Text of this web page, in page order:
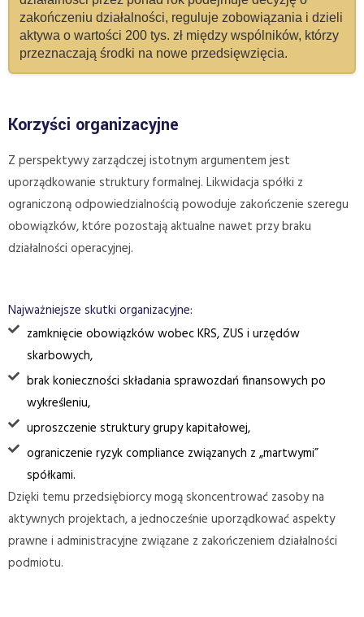
zakończeniu działalności, reguluje zobowiązania i dzieli
aktywa o wartości 200 tys. zł między wspólników, którzy
przeznaczają środki na nowe przedsięwzięcia.
Korzyści organizacyjne
Z perspektywy zarządczej istotnym argumentem jest
uporządkowanie struktury formalnej. Likwidacja spółki z
ograniczoną odpowiedzialnością powoduje zakończenie szeregu
obowiązków, które pozostają aktualne nawet przy braku
działalności operacyjnej.
Najważniejsze skutki organizacyjne:
zamknięcie obowiązków wobec KRS, ZUS i urzędów
skarbowych,
brak konieczności składania sprawozdań finansowych po
wykreśleniu,
uproszczenie struktury grupy kapitałowej,
ograniczenie ryzyk compliance związanych z „martwymi”
spółkami.
Dzięki temu przedsiębiorcy mogą skoncentrować zasoby na
aktywnych projektach, a jednocześnie uporządkować aspekty
prawne i administracyjne związane z zakończeniem działalności
podmiotu.